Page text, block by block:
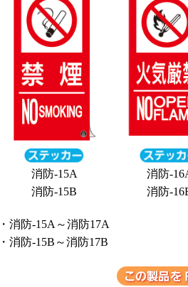
消防-15A
消防-
消防-15B
消防-
・消防-15A～消防17A
・消防-15B～消防17B